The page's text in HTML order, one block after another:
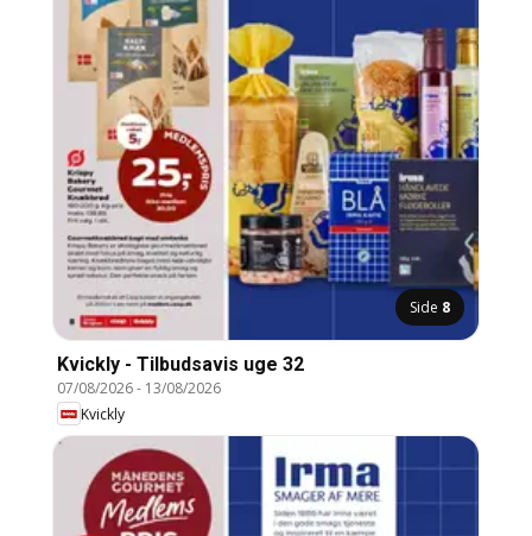
Side 8
Kvickly - Tilbudsavis uge 32
07/08/2026- 13/08/2026
Kvickly